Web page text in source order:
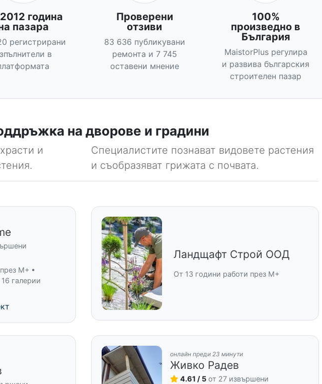
година
пазара
регистрирани
в
Проверени
отзиви
83 636 публикувани
ремонта и 7 745
оставени мнение
100%
произведно в
България
MaistorPlus регулира
и развива българския
строителен пазар
на дворове и градини
и
Специалистите познават видовете растения
и съобразяват грижата с почвата.
M+ •
галерии
Ландщафт Строй ООД
От 13 години работи през M+
онлайн преди 23 минути
Живко Радев
4.61 / 5 от 27 извършени